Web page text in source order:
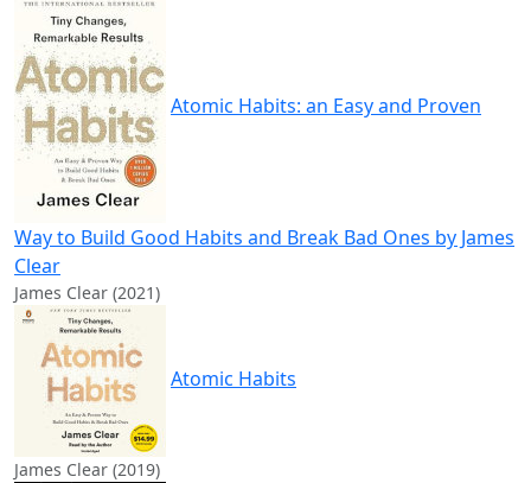
Atomic Habits: an Easy and Proven
Way to Build Good Habits and Break Bad Ones by James
Clear
James Clear (2021)
Atomic Habits
James Clear (2019)